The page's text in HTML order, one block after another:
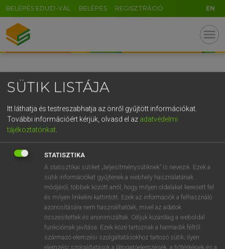
BELÉPÉS EDUID-VAL BELÉPÉS REGISZTRÁCIÓ EN
menu
SÜTIK LISTÁJA
Itt láthatja és testreszabhatja az önről gyűjtött információkat.
További információért kérjük, olvasd el az adatvédelmi
tájékoztatónkat
STATISZTIKA
A statisztikai sütiket „teljesítménysütiknek” is nevezik. Ezek a
sütik információkat gyűjtenek a webhely használatának
módjáról, többek között arról, hogy milyen oldalakat keresett fel
és milyen linkekre kattintott. Ezek az információk a felhasználó
azonosítására nem használhatóak, mivel az adatok
összesítettek és anonimizáltak. Céljuk kizárólag a weboldal
funkcióinak javítása. Ezek közé tartoznak a harmadik féltől
származó elemzési szolgáltatásokhoz tartozó sütik; ilyen
elemzési szolgáltatások a látogatóelemzések, a hőtérképek és a
GR
5
g h k l
v b n m , . - AltGr